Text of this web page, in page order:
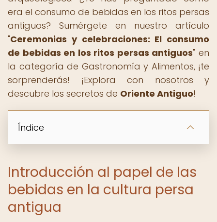
era el consumo de bebidas en los ritos persas
antiguos? Sumérgete en nuestro artículo
"Ceremonias y celebraciones: El consumo
de bebidas en los ritos persas antiguos" en
la categoría de Gastronomía y Alimentos, ¡te
sorprenderás! ¡Explora con nosotros y
descubre los secretos de Oriente Antiguo!
Índice
Introducción al papel de las
bebidas en la cultura persa
antigua